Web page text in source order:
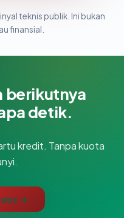
teknis publik. Ini bukan
finansial.
berikutnya
detik.
kredit. Tanpa kuota
→